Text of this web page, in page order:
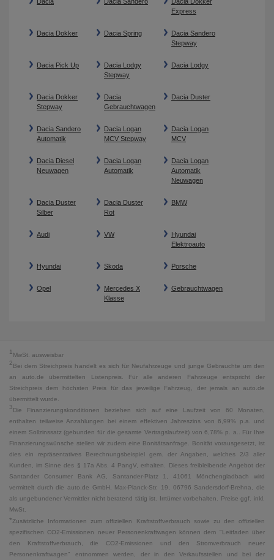
Express
Dacia Dokker Dacia Spring
Dacia Sandero
Stepway
Dacia Pick Up
Dacia Lodgy
Stepway
Dacia Lodgy
Dacia Dokker
Stepway
Dacia
Gebrauchtwagen
Dacia Duster
Dacia Sandero
Automatik
Dacia Logan
MCV Stepway
Dacia Logan
MCV
Dacia Diesel
Neuwagen
Dacia Logan
Automatik
Dacia Logan
Automatik
Neuwagen
Dacia Duster
Silber
Dacia Duster
Rot
BMW
Audi VW
Hyundai
Elektroauto
Hyundai Skoda Porsche
Opel
Mercedes X
Klasse
Gebrauchtwagen
1 MwSt. ausweisbar
2Bei dem Streichpreis handelt es sich für Neufahrzeuge und junge Gebrauchte um den
an auto.de übermittelten Listenpreis. Für alle anderen Fahrzeuge entspricht der
Streichpreis dem höchsten Preis für das jeweilige Fahrzeug, der jemals an auto.de
übermittelt wurde.
3Die Finanzierungskonditionen beziehen sich auf eine Laufzeit von 60 Monaten,
enthalten teilweise Anzahlungen bei einem effektiven Jahreszins von 6,99% p.a. und
einem Sollzinssatz (gebunden für die gesamte Vertragslaufzeit) von 6,78% p. a.. Für Ihre
Finanzierungswünsche stellen wir zudem eine Bonitätsanfrage. Bonität vorausgesetzt, ist
dies ein repräsentatives Berechnungsbeispiel gem. der Angaben, welches 2/3 aller
Kunden, im Sinne des § 17a Abs. 4 PangV, erhalten. Dieses freibleibende Angebot der
Santander Consumer Bank AG, Santander-Platz 1, 41061 Mönchengladbach wird
vermittelt durch die auto.de GmbH, Max-Planck-Str. 19, 06796 Sandersdorf-Brehna, die
als ungebundener Vermittler nicht beratend tätig ist. Irrtümer vorbehalten. Preise ggf. inkl.
MwSt.
*Zusätzliche Informationen zum offiziellen Kraftstoffverbrauch sowie zu den offiziellen
spezifischen CO2-Emissionen neuer Personenkraftwagen können dem "Leitfaden über
den Kraftstoffverbrauch, die CO2-Emissionen und den Stromverbrauch neuer
Personenkraftwagen" entnommen werden, der in den Verkaufsstellen und bei der